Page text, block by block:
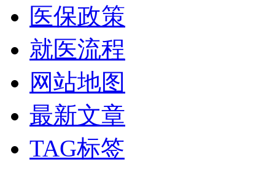
医保政策
就医流程
网站地图
最新文章
TAG标签